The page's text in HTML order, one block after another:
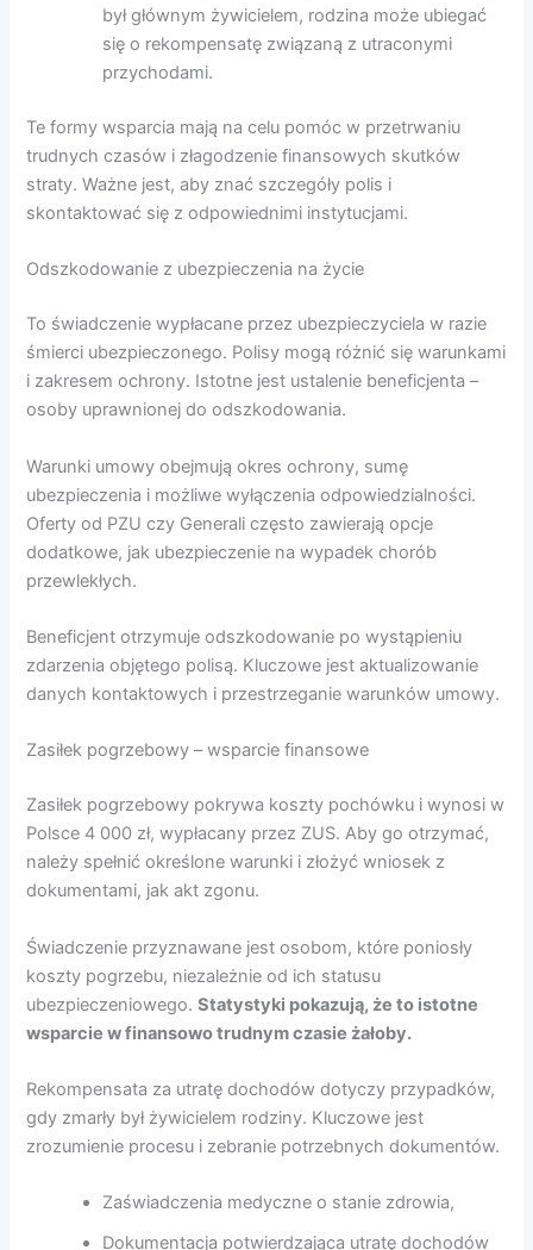
był głównym żywicielem, rodzina może ubiegać
się o rekompensatę związaną z utraconymi
przychodami.
Te formy wsparcia mają na celu pomóc w przetrwaniu
trudnych czasów i złagodzenie finansowych skutków
straty. Ważne jest, aby znać szczegóły polis i
skontaktować się z odpowiednimi instytucjami.
Odszkodowanie z ubezpieczenia na życie
To świadczenie wypłacane przez ubezpieczyciela w razie
śmierci ubezpieczonego. Polisy mogą różnić się warunkami
i zakresem ochrony. Istotne jest ustalenie beneficjenta –
osoby uprawnionej do odszkodowania.
Warunki umowy obejmują okres ochrony, sumę
ubezpieczenia i możliwe wyłączenia odpowiedzialności.
Oferty od PZU czy Generali często zawierają opcje
dodatkowe, jak ubezpieczenie na wypadek chorób
przewlekłych.
Beneficjent otrzymuje odszkodowanie po wystąpieniu
zdarzenia objętego polisą. Kluczowe jest aktualizowanie
danych kontaktowych i przestrzeganie warunków umowy.
Zasiłek pogrzebowy – wsparcie finansowe
Zasiłek pogrzebowy pokrywa koszty pochówku i wynosi w
Polsce 4 000 zł, wypłacany przez ZUS. Aby go otrzymać,
należy spełnić określone warunki i złożyć wniosek z
dokumentami, jak akt zgonu.
Świadczenie przyznawane jest osobom, które poniosły
koszty pogrzebu, niezależnie od ich statusu
ubezpieczeniowego.Statystyki pokazują, że to istotne
wsparcie w finansowo trudnym czasie żałoby.
Rekompensata za utratę dochodów dotyczy przypadków,
gdy zmarły był żywicielem rodziny. Kluczowe jest
zrozumienie procesu i zebranie potrzebnych dokumentów.
Zaświadczenia medyczne o stanie zdrowia,
Dokumentacja potwierdzająca utratę dochodów